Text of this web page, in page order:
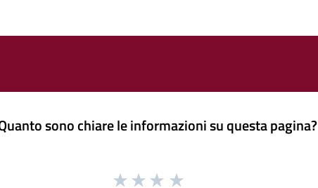
sono chiare le informazioni su questa pagina?